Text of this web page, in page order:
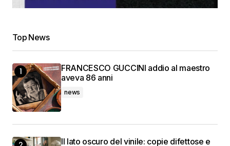
Top News
FRANCESCO GUCCINI addio al maestro
aveva 86 anni
news
Il lato oscuro del vinile: copie difettose e